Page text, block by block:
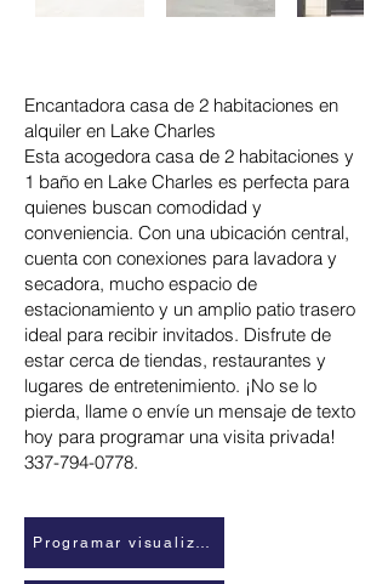
Encantadora casa de 2 habitaciones en
alquiler en Lake Charles
Esta acogedora casa de 2 habitaciones y
1 baño en Lake Charles es perfecta para
quienes buscan comodidad y
conveniencia. Con una ubicación central,
cuenta con conexiones para lavadora y
secadora, mucho espacio de
estacionamiento y un amplio patio trasero
ideal para recibir invitados. Disfrute de
estar cerca de tiendas, restaurantes y
lugares de entretenimiento. ¡No se lo
pierda, llame o envíe un mensaje de texto
hoy para programar una visita privada!
337-794-0778.
Programar visualización